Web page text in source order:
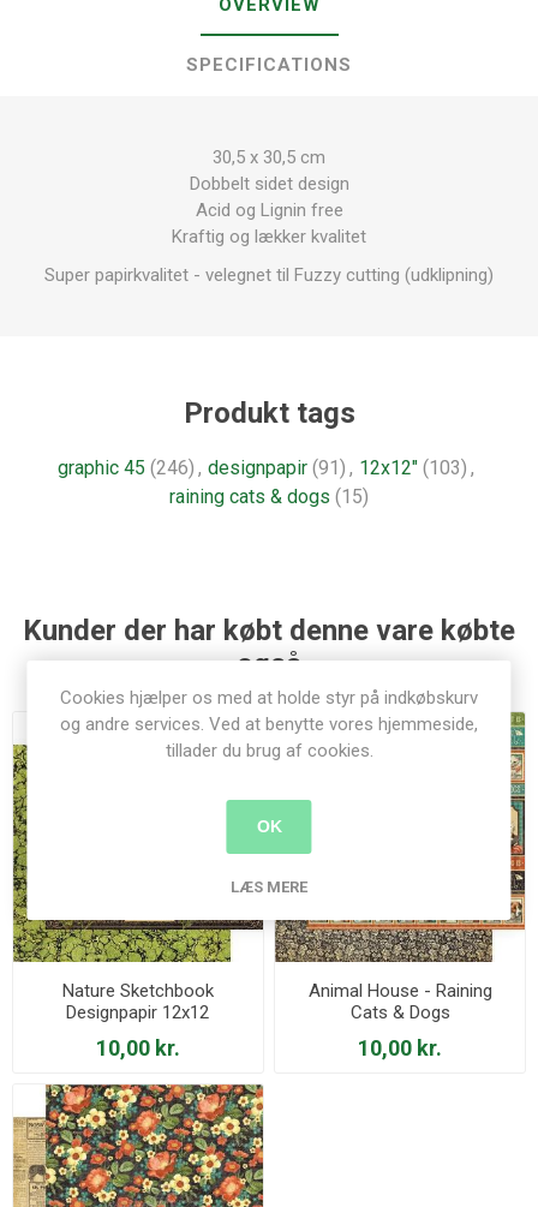
OVERVIEW
SPECIFICATIONS
30,5 x 30,5 cm
Dobbelt sidet design
Acid og Lignin free
Kraftig og lækker kvalitet
Super papirkvalitet - velegnet til Fuzzy cutting (udklipning)
Produkt tags
graphic 45 (246) , designpapir (91) , 12x12" (103) ,
raining cats & dogs (15)
Kunder der har købt denne vare købte
også
Nature Sketchbook
Designpapir 12x12
10,00 kr.
Animal House - Raining
Cats & Dogs
10,00 kr.
Cookies hjælper os med at holde styr på indkøbskurv
og andre services. Ved at benytte vores hjemmeside,
tillader du brug af cookies.
OK
LÆS MERE